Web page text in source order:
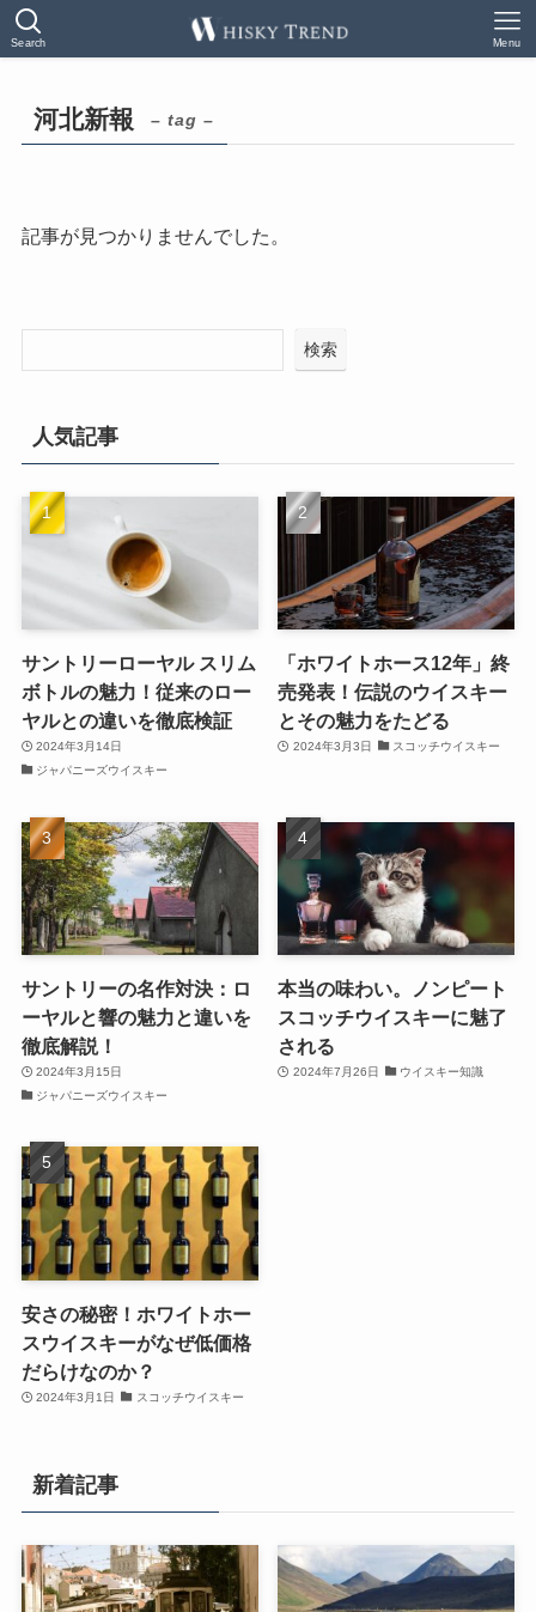
Search Menu
河北新報 – tag –
記事が見つかりませんでした。
検索
人気記事
サントリーローヤル スリム
ボトルの魅力！従来のロー
ヤルとの違いを徹底検証
2024年3月14日
ジャパニーズウイスキー
「ホワイトホース12年」終
売発表！伝説のウイスキー
とその魅力をたどる
2024年3月3日 スコッチウイスキー
サントリーの名作対決：ロ
ーヤルと響の魅力と違いを
徹底解説！
2024年3月15日
ジャパニーズウイスキー
本当の味わい。ノンピート
スコッチウイスキーに魅了
される
2024年7月26日 ウイスキー知識
安さの秘密！ホワイトホー
スウイスキーがなぜ低価格
だらけなのか？
2024年3月1日 スコッチウイスキー
新着記事